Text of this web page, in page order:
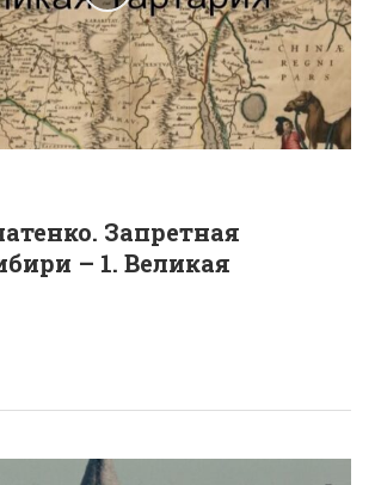
Запретная
– 1. Великая